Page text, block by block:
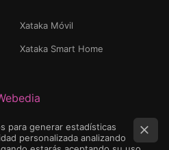
Xataka Móvil
Xataka Smart Home
para generar estadísticas
personalizada analizando